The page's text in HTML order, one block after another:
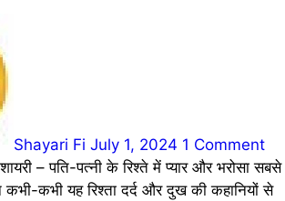
Shayari Fi July 1, 2024 1 Comment
कभी-कभी यह रिश्ता दर्द और दुख की कहानियों से